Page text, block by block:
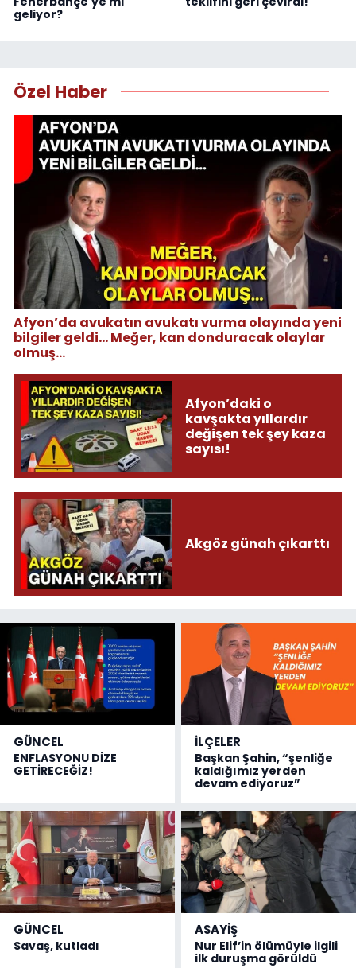
geliyor?
Özel Haber
Afyon’da avukatın avukatı vurma olayında yeni
bilgiler geldi... Meğer, kan donduracak olaylar
olmuş...
Afyon’daki o
kavşakta yıllardır
değişen tek şey kaza
sayısı!
Akgöz günah çıkarttı
GÜNCEL
ENFLASYONU DİZE
GETİRECEĞİZ!
İLÇELER
Başkan Şahin, “şenliğe
kaldığımız yerden
devam ediyoruz”
GÜNCEL
Savaş, kutladı
ASAYİŞ
Nur Elif’in ölümüyle ilgili
ilk duruşma görüldü